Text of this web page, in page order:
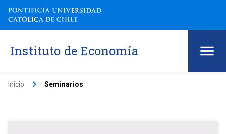
Instituto de Economía
Inicio keyboard_arrow_right Seminarios